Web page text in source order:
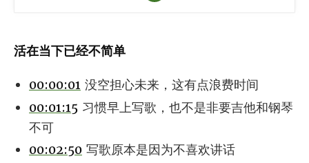
活在当下已经不简单
00:00:01 没空担心未来，这有点浪费时间
00:01:15 习惯早上写歌，也不是非要吉他和钢琴
不可
00:02:50 写歌原本是因为不喜欢讲话